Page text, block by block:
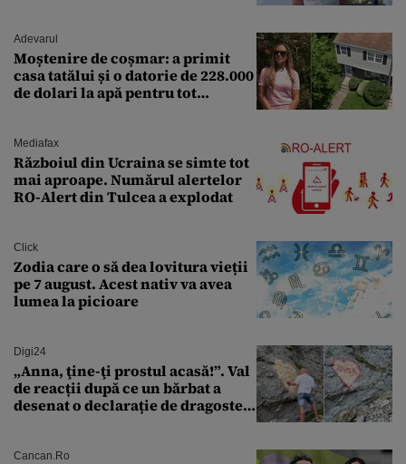
Adevarul
Moștenire de coșmar: a primit
casa tatălui și o datorie de 228.000
de dolari la apă pentru tot
Mediafax
Războiul din Ucraina se simte tot
mai aproape. Numărul alertelor
RO-Alert din Tulcea a explodat
Click
Zodia care o să dea lovitura vieții
pe 7 august. Acest nativ va avea
lumea la picioare
Digi24
„Anna, ţine-ţi prostul acasă!”. Val
de reacții după ce un bărbat a
desenat o declarație de dragoste
Cancan.ro